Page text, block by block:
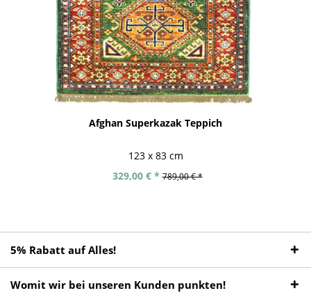
Afghan Superkazak Teppich
123 x 83 cm
329,00 € * 789,00 € *
5% Rabatt auf Alles!
Womit wir bei unseren Kunden punkten!